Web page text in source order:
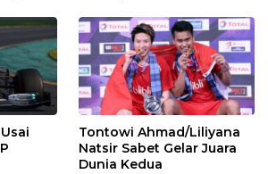
Tontowi Ahmad/Liliyana
Natsir Sabet Gelar Juara
Dunia Kedua